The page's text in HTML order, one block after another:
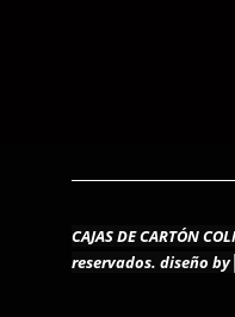
CAJAS DE CARTÓN
reservados. diseño by